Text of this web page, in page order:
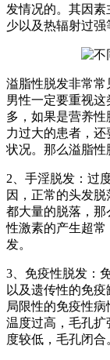
发情况的。其因
少以及热辐射过强
溢脂性脱发非常常
男性一定要重视
多，如果是营养
力过大的患者，
状况。那么溢脂性
2、手淫脱发：过
因，正常的头发
都大量的脱落，
性激素的产生超
发。
3、免疫性脱发：
以及遗传性的免
局限性的免疫性
温度过高，毛孔
度较低，毛孔闭合